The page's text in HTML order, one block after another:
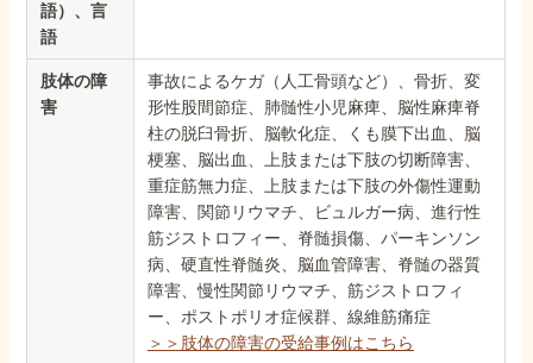
語）、言
語
肢体の障
害
事故によるケガ（人工骨頭など）、骨折、変
形性股間節症、肺髄性小児麻痺、脳性麻痺脊
柱の脱臼骨折、脳軟化症、くも膜下出血、脳
梗塞、脳出血、上肢または下肢の切断障害、
重症筋無力症、上肢または下肢の外傷性運動
障害、関節リウマチ、ビュルガー病、進行性
筋ジストロフィー、脊髄損傷、パーキンソン
病、硬直性脊髄炎、脳血管障害、脊髄の器質
障害、慢性関節リウマチ、筋ジストロフィ
ー、ポストポリオ症候群、線維筋痛症
＞＞肢体の障害の受給事例はこちら